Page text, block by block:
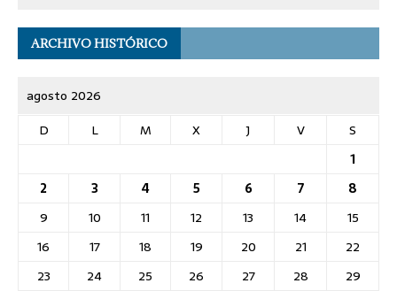
ARCHIVO HISTÓRICO
agosto 2026
D
L M X J V
S
1
2
3 4 5 6 7
8
9
10 11 12 13 14
15
16
17 18 19 20 21
22
23
24 25 26 27 28
29